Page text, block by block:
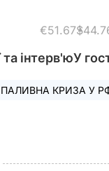
€51.67
та інтерв'юУ
ПАЛИВНА КРИЗА У